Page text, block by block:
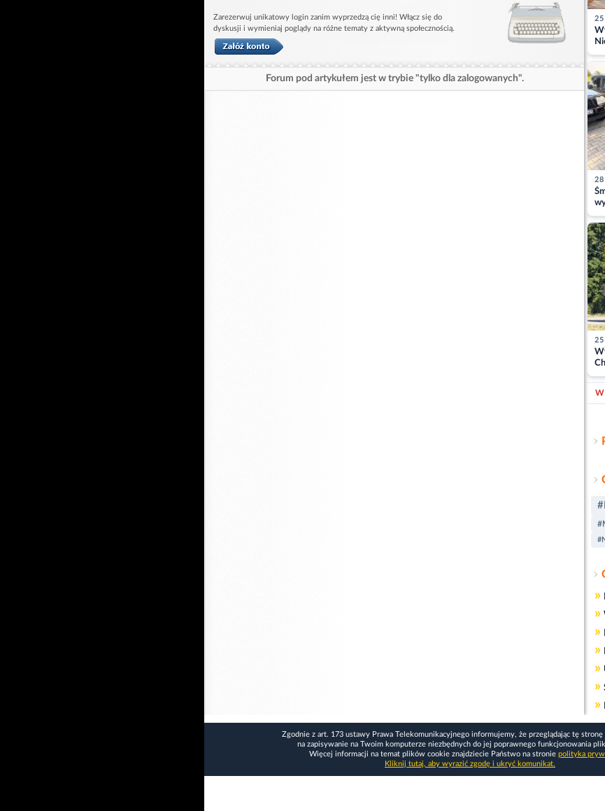
Zarezerwuj unikatowy login zanim wyprzedzą cię inni! Włącz się do
dyskusji i wymieniaj poglądy na różne tematy z aktywną społecznością.
Forum pod artykułem jest w trybie "tylko dla zalogowanych".
25
28
25
»
»
»
»
»
»
»
Zgodnie z art. 173 ustawy Prawa Telekomunikacyjnego informujemy, że przeglądając tę stronę
na zapisywanie na Twoim komputerze niezbędnych do jej poprawnego funkcjonowania
Więcej informacji na temat plików cookie znajdziecie Państwo na stronie polityka
Kliknij tutaj, aby wyrazić zgodę i ukryć komunikat.